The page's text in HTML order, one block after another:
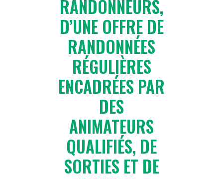
RANDONNEURS,
D’UNE OFFRE DE
RANDONNÉES
RÉGULIÈRES
ENCADRÉES PAR
DES
ANIMATEURS
QUALIFIÉS, DE
SORTIES ET DE